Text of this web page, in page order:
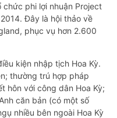
phi lợi nhuận Project
Đây là hội thảo về
phục vụ hơn 2.600
kiện nhập tịch Hoa Kỳ.
thường trú hợp pháp
hôn với công dân Hoa Kỳ;
căn bản (có một số
nhiều bên ngoài Hoa Kỳ